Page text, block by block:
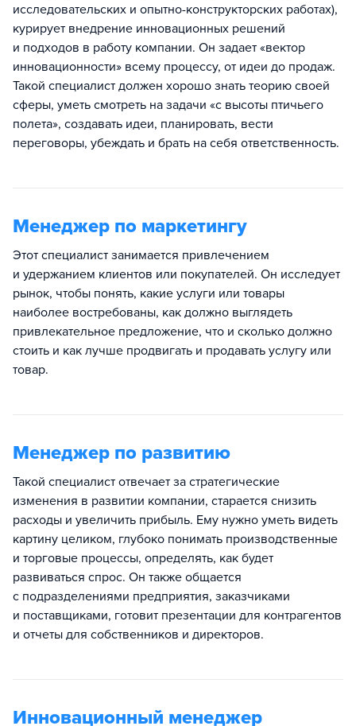
исследовательских и опытно-конструкторских работах),
курирует внедрение инновационных решений
и подходов в работу компании. Он задает «вектор
инновационности» всему процессу, от идеи до продаж.
Такой специалист должен хорошо знать теорию своей
сферы, уметь смотреть на задачи «с высоты птичьего
полета», создавать идеи, планировать, вести
переговоры, убеждать и брать на себя ответственность.
Менеджер по маркетингу
Этот специалист занимается привлечением
и удержанием клиентов или покупателей. Он исследует
рынок, чтобы понять, какие услуги или товары
наиболее востребованы, как должно выглядеть
привлекательное предложение, что и сколько должно
стоить и как лучше продвигать и продавать услугу или
товар.
Менеджер по развитию
Такой специалист отвечает за стратегические
изменения в развитии компании, старается снизить
расходы и увеличить прибыль. Ему нужно уметь видеть
картину целиком, глубоко понимать производственные
и торговые процессы, определять, как будет
развиваться спрос. Он также общается
с подразделениями предприятия, заказчиками
и поставщиками, готовит презентации для контрагентов
и отчеты для собственников и директоров.
Инновационный менеджер